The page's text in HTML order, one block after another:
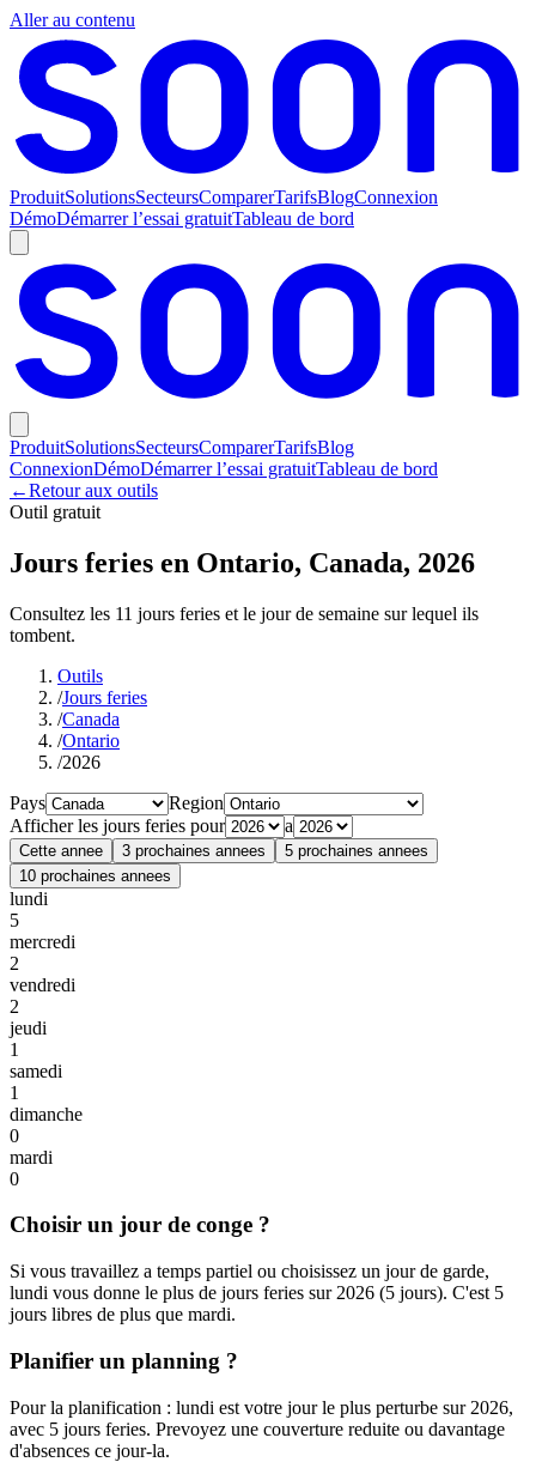
Aller au contenu
ProduitSolutionsSecteursComparerTarifsBlogConnexion
DémoDémarrer l’essai gratuitTableau de bord
ProduitSolutionsSecteursComparerTarifsBlog
ConnexionDémoDémarrer l’essai gratuitTableau de bord
←Retour aux outils
Outil gratuit
Jours feries en Ontario, Canada, 2026
Consultez les 11 jours feries et le jour de semaine sur lequel ils
tombent.
Outils
/Jours feries
/Canada
/Ontario
/2026
Pays
Region
Afficher les jours feries pour
a
Cette annee 3 prochaines annees
5 prochaines annees
10 prochaines annees
lundi
5
mercredi
2
vendredi
2
jeudi
1
samedi
1
dimanche
0
mardi
0
Choisir un jour de conge ?
Si vous travaillez a temps partiel ou choisissez un jour de garde,
lundi vous donne le plus de jours feries sur 2026 (5 jours). C'est 5
jours libres de plus que mardi.
Planifier un planning ?
Pour la planification : lundi est votre jour le plus perturbe sur 2026,
avec 5 jours feries. Prevoyez une couverture reduite ou davantage
d'absences ce jour-la.